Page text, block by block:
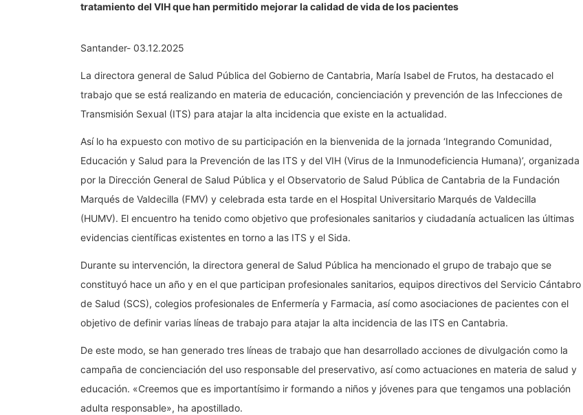
tratamiento del VIH que han permitido mejorar la calidad de vida de los pacientes
Santander- 03.12.2025
La directora general de Salud Pública del Gobierno de Cantabria, María Isabel de Frutos, ha destacado el
trabajo que se está realizando en materia de educación, concienciación y prevención de las Infecciones de
Transmisión Sexual (ITS) para atajar la alta incidencia que existe en la actualidad.
Así lo ha expuesto con motivo de su participación en la bienvenida de la jornada ‘Integrando Comunidad,
Educación y Salud para la Prevención de las ITS y del VIH (Virus de la Inmunodeficiencia Humana)’, organizada
por la Dirección General de Salud Pública y el Observatorio de Salud Pública de Cantabria de la Fundación
Marqués de Valdecilla (FMV) y celebrada esta tarde en el Hospital Universitario Marqués de Valdecilla
(HUMV). El encuentro ha tenido como objetivo que profesionales sanitarios y ciudadanía actualicen las últimas
evidencias científicas existentes en torno a las ITS y el Sida.
Durante su intervención, la directora general de Salud Pública ha mencionado el grupo de trabajo que se
constituyó hace un año y en el que participan profesionales sanitarios, equipos directivos del Servicio Cántabro
de Salud (SCS), colegios profesionales de Enfermería y Farmacia, así como asociaciones de pacientes con el
objetivo de definir varias líneas de trabajo para atajar la alta incidencia de las ITS en Cantabria.
De este modo, se han generado tres líneas de trabajo que han desarrollado acciones de divulgación como la
campaña de concienciación del uso responsable del preservativo, así como actuaciones en materia de salud y
educación. «Creemos que es importantísimo ir formando a niños y jóvenes para que tengamos una población
adulta responsable», ha apostillado.